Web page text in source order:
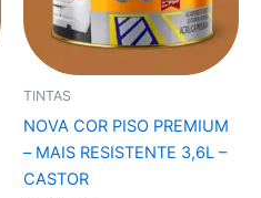
TINTAS
NOVA COR PISO PREMIUM
– MAIS RESISTENTE 3,6L –
CASTOR